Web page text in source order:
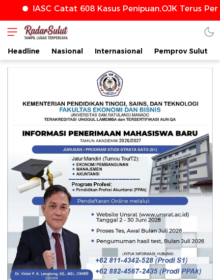
Catat 608 Kasus Penipuan,OJK Terus Perkuat
Headline Nasional Internasional Pemprov Sulut